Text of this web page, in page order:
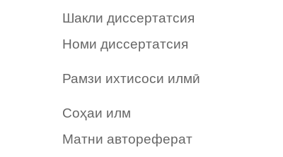
Шакли диссертатсия
Номи диссертатсия
Рамзи ихтисоси илмӣ
Соҳаи илм
Матни автореферат